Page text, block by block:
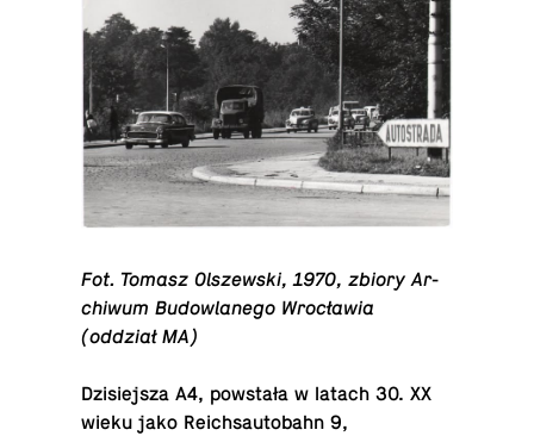
Fot. Tomasz Ol­szew­ski, 1970, zbiory Ar­
chi­wum Bu­dow­la­ne­go Wro­cła­wia
(oddział MA)
Dzi­siej­sza A4, po­wsta­ła w latach 30. XX
wieku jako Re­ich­sau­to­bahn 9,